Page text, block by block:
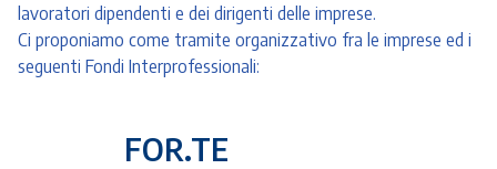
lavoratori dipendenti e dei dirigenti delle imprese.
Ci proponiamo come tramite organizzativo fra le imprese ed i
seguenti Fondi Interprofessionali:
FOR.TE